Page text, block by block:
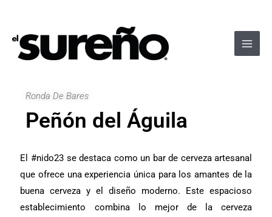
contenido
Ronda De Bares
Peñón del Águila
El #nido23 se destaca como un bar de cerveza artesanal
que ofrece una experiencia única para los amantes de la
buena cerveza y el diseño moderno. Este espacioso
establecimiento combina lo mejor de la cerveza
entradas